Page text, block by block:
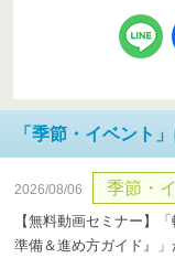
「季節・イベント
2026/08/06 季節・
【無料動画セミナー】
準備＆進め方ガイド』」